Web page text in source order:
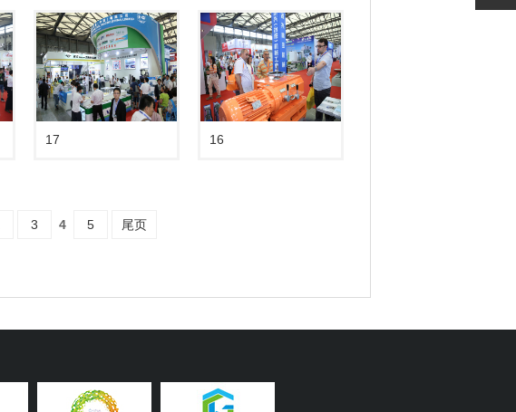
17 16
3 4 5 尾页